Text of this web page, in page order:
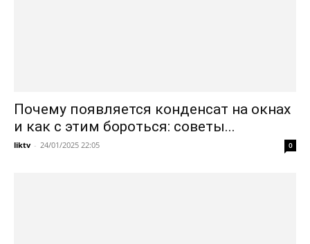
Почему появляется конденсат на окнах
и как с этим бороться: советы...
liktv - 24/01/2025 22:05 0